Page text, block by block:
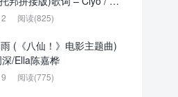
乌托邦P
阅读(825)
(《八仙！》电影主题曲)
/Ella陈嘉桦
阅读(775)